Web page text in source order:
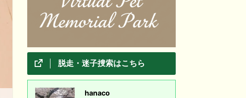
脱走・迷子捜索はこちら
hanaco